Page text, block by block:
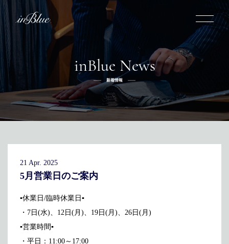
inBlueについて
inBlueの強み ヒストリー
オーダー方法
ふるさと納税取扱方法
リボーン
ニュース
社長ブログ スタッフブログ
メディア掲載
新卒採用 店舗概要
アクセス
inBlue News
新着情報
21 Apr. 2025
5月営業日のご案内
▪休業日/臨時休業日▪
・7日(水)、12日(月)、19日(月)、26日(月)
▪営業時間▪
・平日：11:00～17:00